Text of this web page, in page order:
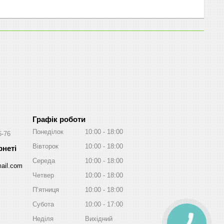
76
Графік роботи
Понеділок 10:00
18:00
Вівторок
10:00
18:00
Середа
10:00
18:00
Четвер
10:00
18:00
Пʼятниця
10:00
18:00
Субота
10:00
17:00
Неділя
Вихідний
КНОПКА